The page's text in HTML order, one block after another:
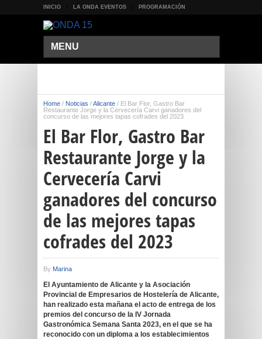
INICIO LA ONDA EVENTOS PROGRAMACIÓN
MENU
Home / Noticias /Alicante / El Bar Flor, Gastro Bar
Restaurante Jorge y la Cervecería Carvi ganadores del
concurso de las mejores tapas cofrades del 2023
El Bar Flor, Gastro Bar
Restaurante Jorge y la
Cervecería Carvi
ganadores del concurso
de las mejores tapas
cofrades del 2023
By Marina
E l Ayuntamiento de Alicante y la Asociación
Provincial de Empresarios de Hostelería de Alicante,
han realizado esta mañana el acto de entrega de los
premios del concurso de la IV Jornada
Gastronómica Semana Santa 2023, en el que se ha
reconocido con un diploma a los establecimientos